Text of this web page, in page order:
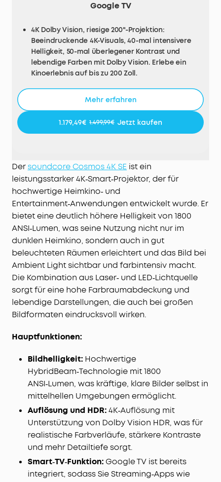
Google TV
4K Dolby Vision, riesige 200"-Projektion:
Beeindruckende 4K-Visuals, 40-mal intensivere
Helligkeit, 50-mal überlegener Kontrast und
lebendige Farben mit Dolby Vision. Erlebe ein
Kinoerlebnis auf bis zu 200 Zoll.
zugeschnittenen Content und streame Netflix in
4K direkt über Google TV – ganz ohne zusätzliche
Dongles.
HybridBeam™-Technologie für High Brightness: Mit
du 1.800 ANSI-Lumen sowie 1,07 Milliarden satte
Farben.
NebulaMaster™ Bild-Engine: Tauche ein in
hyperrealistische Bilder, optimierten Kontrast,
präzise Graustufen und Farben sowie flüssigere
Visuals.
EA 4.0 intelligentes Setup: Der Cosmos 4K SE passt
sich automatisch deiner Umgebung an, mit
Echtzeit-Autofokus, Trapezkorrektur,
Hinderniserkennung, Bildschirmkalibrierung,
Wandfarben- & Umgebungslichtanpassung und
mehr.
Mehr erfahren
1.179,49€ 1.499,99€ Jetzt kaufen
Dersoundcore Cosmos 4K SE ist ein
leistungsstarker 4K‑Smart‑Projektor, der für
hochwertige Heimkino‑ und
Entertainment‑Anwendungen entwickelt wurde. Er
bietet eine deutlich höhere Helligkeit von 1800
ANSI‑Lumen, was seine Nutzung nicht nur im
dunklen Heimkino, sondern auch in gut
beleuchteten Räumen erleichtert und das Bild bei
Ambient Light sichtbar und farbintensiv macht.
Die Kombination aus Laser‑ und LED‑Lichtquelle
sorgt für eine hohe Farbraumabdeckung und
lebendige Darstellungen, die auch bei großen
Bildformaten eindrucksvoll wirken.
Hauptfunktionen:
Bildhelligkeit: Hochwertige
HybridBeam‑Technologie mit 1800
ANSI‑Lumen, was kräftige, klare Bilder selbst in
mittelhellen Umgebungen ermöglicht.
Auflösung und HDR:4K‑Auflösung mit
Unterstützung von Dolby Vision HDR, was für
realistische Farbverläufe, stärkere Kontraste
und mehr Detailtiefe sorgt.
Smart‑TV‑Funktion:Google TV ist bereits
integriert, sodass Sie Streaming‑Apps wie